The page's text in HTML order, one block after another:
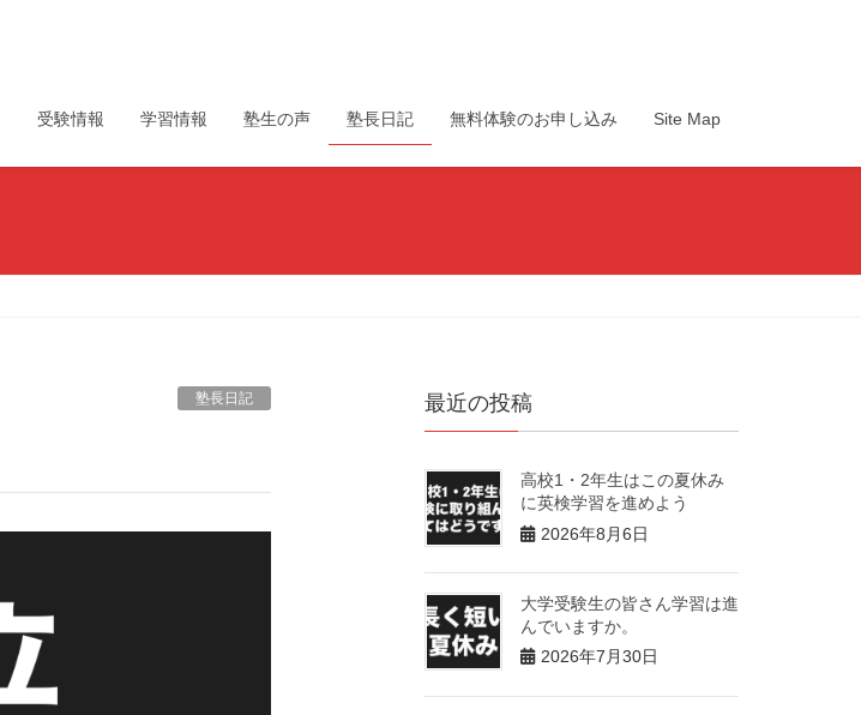
受験情報 学習情報 塾生の声 塾長日記 無料体験のお申し込み Site Map
塾長日記 最近の投稿
高校1・2年生はこの夏休み
に英検学習を進めよう
2026年8月6日
大学受験生の皆さん学習は進
んでいますか。
2026年7月30日